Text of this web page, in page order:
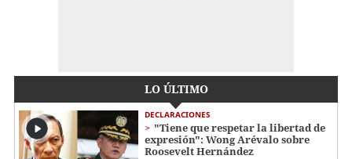
LO ÚLTIMO
DECLARACIONES
"Tiene que respetar la libertad de
expresión": Wong Arévalo sobre
Roosevelt Hernández